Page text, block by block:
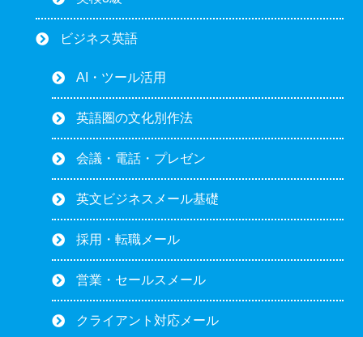
ビジネス英語
AI・ツール活用
英語圏の文化別作法
会議・電話・プレゼン
英文ビジネスメール基礎
採用・転職メール
営業・セールスメール
クライアント対応メール